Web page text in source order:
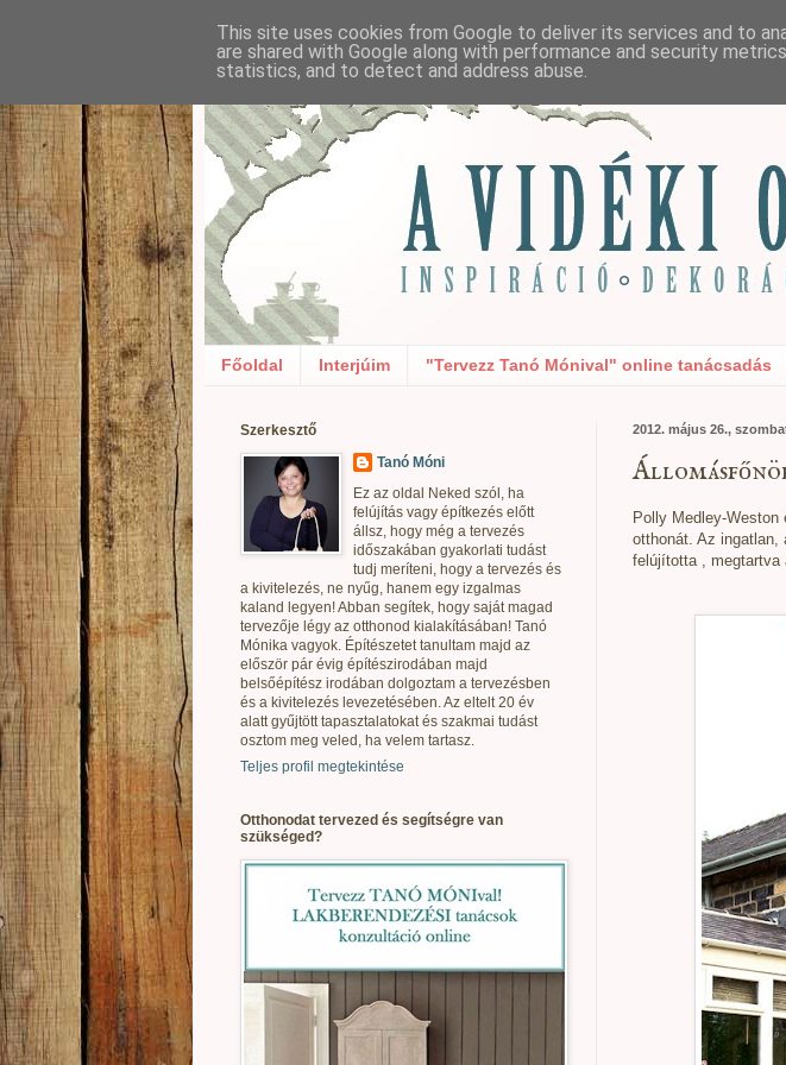
Főoldal Interjúim "Tervezz Tanó Mónival" online tanácsadás
2012. május 26.,
Polly Medley-Weston
otthonát. Az ingatlan,
felújította , megtartva
Szerkesztő
Tanó Móni
Ez az oldal Neked szól, ha
felújítás vagy építkezés előtt
állsz, hogy még a tervezés
időszakában gyakorlati tudást
tudj meríteni, hogy a tervezés és
a kivitelezés, ne nyűg, hanem egy izgalmas
kaland legyen! Abban segítek, hogy saját magad
tervezője légy az otthonod kialakításában! Tanó
Mónika vagyok. Építészetet tanultam majd az
először pár évig építészirodában majd
belsőépítész irodában dolgoztam a tervezésben
és a kivitelezés levezetésében. Az eltelt 20 év
alatt gyűjtött tapasztalatokat és szakmai tudást
osztom meg veled, ha velem tartasz.
Teljes profil megtekintése
Otthonodat tervezed és segítségre van
szükséged?
This site uses cookies from Google to deliver its services and to
are shared with Google along with performance and security
statistics, and to detect and address abuse.